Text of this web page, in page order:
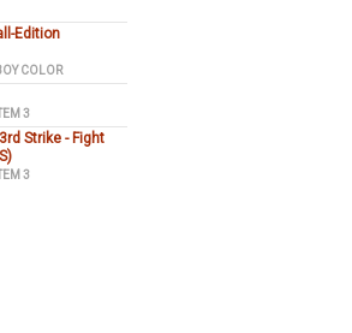
Edition
COLOR
3
Strike - Fight
3